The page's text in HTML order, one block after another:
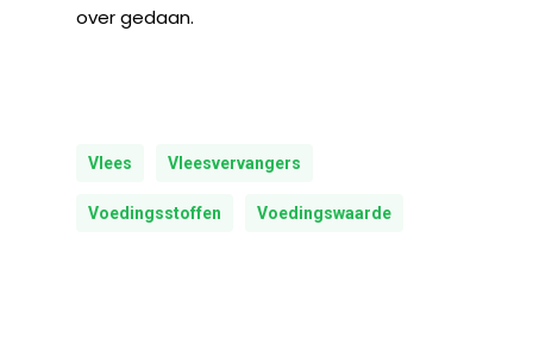
over gedaan.
Vlees Vleesvervangers
Voedingsstoffen Voedingswaarde